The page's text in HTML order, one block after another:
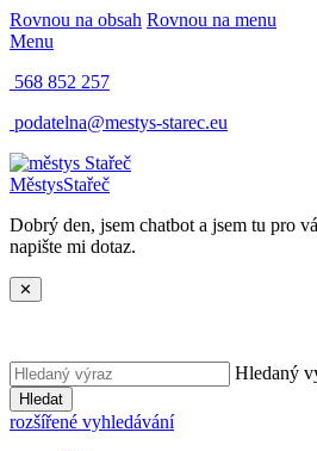
Rovnou na obsah Rovnou na menu
Menu
568 852 257
podatelna@mestys-starec.eu
MěstysStařeč
Dobrý den, jsem chatbot a jsem tu pro
napište mi dotaz.
✕
Hledaný
Hledat
rozšířené vyhledávání